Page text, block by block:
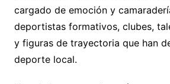
cargado de emoción y
deportistas formativos, clubes,
y figuras de trayectoria que han
deporte local.